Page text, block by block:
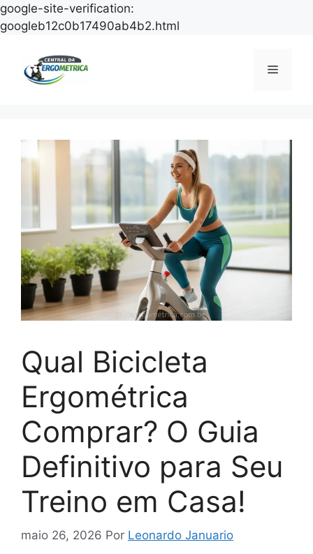
google-site-verification:
googleb12c0b17490ab4b2.html
Menu
Qual Bicicleta
Ergométrica
Comprar? O Guia
Definitivo para Seu
Treino em Casa!
maio 26, 2026 Por Leonardo Januario